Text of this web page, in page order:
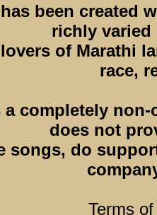
been created
richly varied
of Marathi
race,
completely
does not
songs, do
Terms